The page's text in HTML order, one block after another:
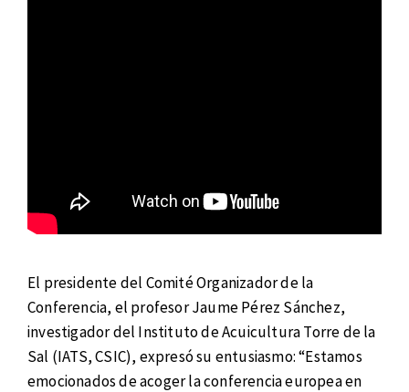
El presidente del Comité Organizador de la
Conferencia, el profesor Jaume Pérez Sánchez,
investigador del Instituto de Acuicultura Torre de la
Sal (IATS, CSIC), expresó su entusiasmo: “Estamos
emocionados de acoger la conferencia europea en